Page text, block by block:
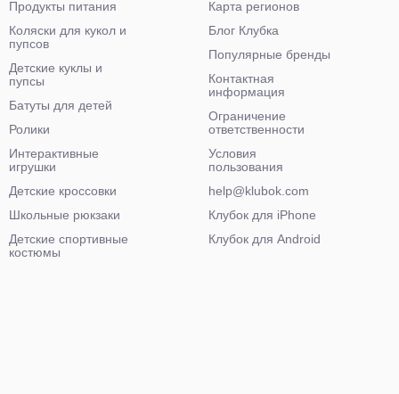
Продукты питания
Коляски для кукол и
пупсов
Детские куклы и
пупсы
Батуты для детей
Ролики
Интерактивные
игрушки
Детские кроссовки
Школьные рюкзаки
Детские спортивные
костюмы
Карта регионов
Блог Клубка
Популярные бренды
Контактная
информация
Ограничение
ответственности
Условия
пользования
help@klubok.com
Клубок для iPhone
Клубок для Android